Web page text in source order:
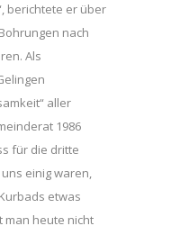
berichtete er über
nach
Als
aller
1986
für die dritte
einig waren,
etwas
man heute nicht